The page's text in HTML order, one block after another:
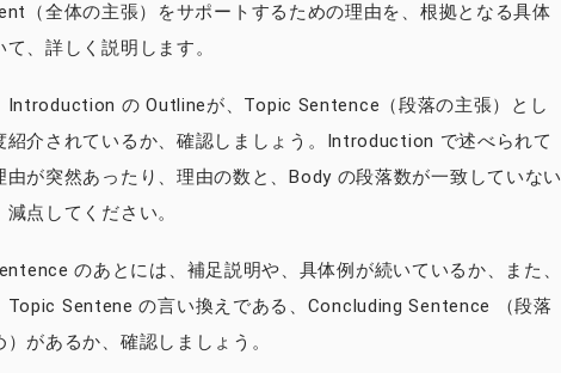
（全体の主張）をサポートするための理由を、根拠となる具体
て、詳しく説明します。
Introduction の Outlineが、Topic Sentence（段落の主張）とし
紹介されているか、確認しましょう。Introduction で述べられて
由が突然あったり、理由の数と、Body の段落数が一致していない
点してください。
のあとには、補足説明や、具体例が続いているか、また、
Topic Sentene の言い換えである、Concluding Sentence （段落
）があるか、確認しましょう。